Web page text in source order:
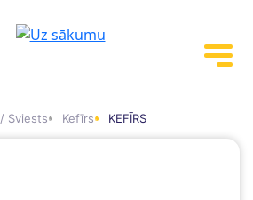
Sviests Kefīrs KEFĪRS